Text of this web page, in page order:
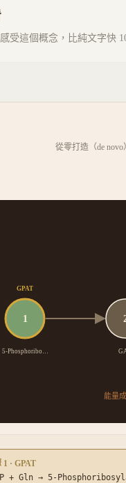
受這個概念，比純文字快
從零打造（de
1
GPAT
5-Phosphoribo…
能量
1 · GPAT
+ Gln → 5-